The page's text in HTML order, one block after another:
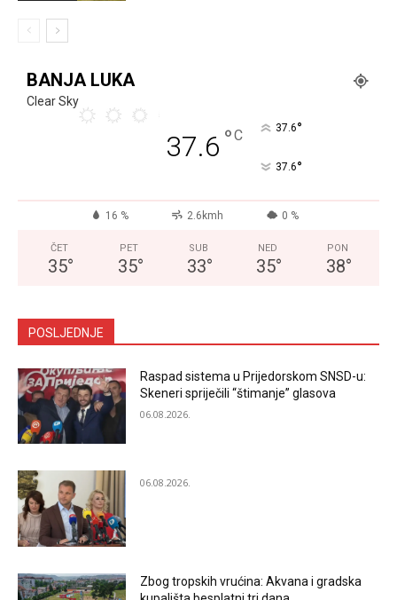
BANJA LUKA
Clear Sky
37.6 °C 37.6°
37.6°
16 % 2.6kmh 0 %
ČET
35°
PET
35°
SUB
33°
NED
35°
PON
38°
POSLJEDNJE
Raspad sistema u Prijedorskom SNSD-u:
Skeneri spriječili “štimanje” glasova
06.08.2026.
06.08.2026.
Zbog tropskih vrućina: Akvana i gradska